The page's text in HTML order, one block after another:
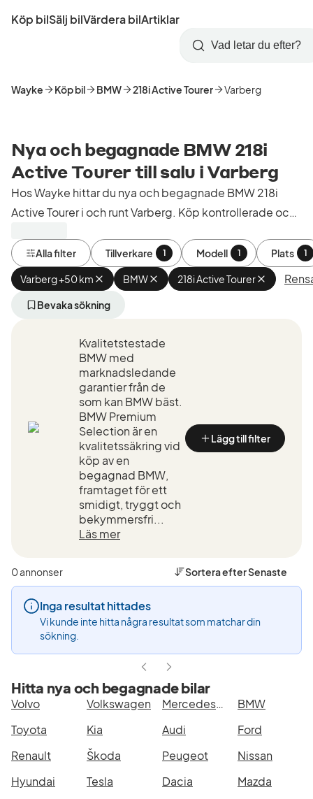
till
Startsida
Köp bilSälj bilVärdera bilArtiklar
Skapa
konto
Logga
in
Sök
Wayke Köp bil BMW 218i Active Tourer Varberg
Nya och begagnade BMW 218i
Active Tourer till salu i Varberg
Hos Wayke hittar du nya och begagnade BMW 218i
Active Tourer i och runt Varberg. Köp kontrollerade och
Alla filter Tillverkare 1 Modell 1 Plats 1
Varberg +50 km Ta
bort
aktivt
+50
km
(Plats)
BMW Ta
bort
(Tillverkare)
218i Active Tourer Ta
bort
Bevaka sökning
Kvalitetstestade
BMW med
marknadsledande
garantier från de
som kan BMW bäst.
BMW Premium
Selection är en
kvalitetssäkring vid
köp av en
begagnad BMW,
framtaget för ett
smidigt, tryggt och
bekymmersfri...
Läs mer
Lägg till filter
0 annonser Sortera efterSenaste
Inga resultat hittades
Vi kunde inte hitta några resultat som matchar din
sökning.
Hitta nya och begagnade bilar
Volvo Volkswagen Mercedes-Benz
BMW
Toyota
Kia Audi
Ford
Renault
Škoda Peugeot
Nissan
Hyundai
Tesla Dacia
Mazda